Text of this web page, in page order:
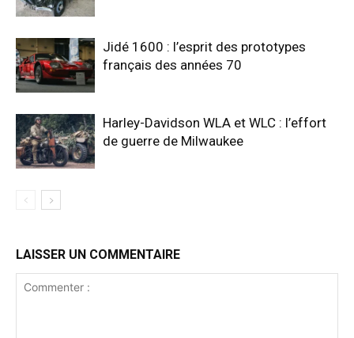
Jidé 1600 : l’esprit des prototypes
français des années 70
Harley-Davidson WLA et WLC : l’effort
de guerre de Milwaukee
LAISSER UN COMMENTAIRE